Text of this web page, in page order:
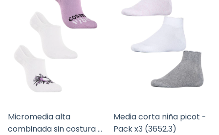
Micromedia alta
combinada sin costura -
Media corta niña picot -
Pack x3 (3652.3)